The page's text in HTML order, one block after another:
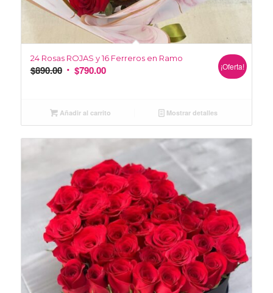
24 Rosas ROJAS y 16 Ferreros en Ramo
$890.00 $790.00 ¡Oferta!
Añadir al carrito Mostrar detalles